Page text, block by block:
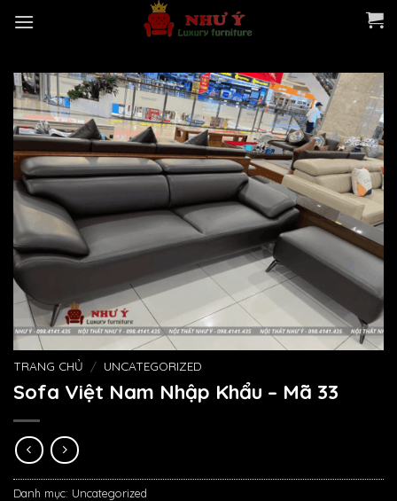
TRANG CHỦ / UNCATEGORIZED
Sofa Việt Nam Nhập Khẩu – Mã 33
Danh mục: Uncategorized